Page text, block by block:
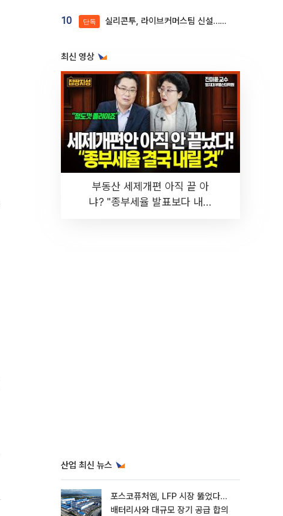
10 단독 실리콘투, 라이브커머스팀 신설…K뷰티 ‘글로벌 판매망’ 확대[K뷰티 라방戰]
최신 영상
부동산 세제개편 아직 끝 아
냐? "종부세율 발표보다 내릴
산업 최신 뉴스
포스코퓨처엠, LFP 시장 뚫었다…
배터리사와 대규모 장기 공급 합의